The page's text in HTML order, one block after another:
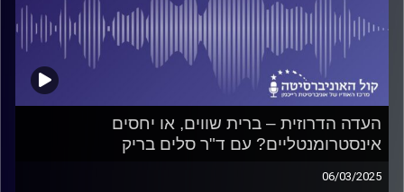
העדה הדרוזית – ברית שווים, או יחסים
אינסטרומנטליים? עם ד"ר סלים בריק
06/03/2025